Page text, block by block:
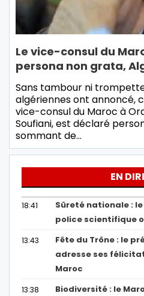
Le vice-consul du
persona non grata,
Sans tambour ni
algériennes ont annoncé,
vice-consul du Maroc à
Soufiani, est déclaré
sommant de…
EN
18:41
Sûreté nationale :
police scientifique
13:43
Fête du Trône : le
adresse ses
Maroc
13:38
Biodiversité : le